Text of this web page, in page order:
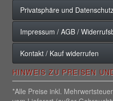
Privatsphäre und
Impressum / AGB /
Kontakt / Kauf widerrufen
HINWEIS ZU PREISEN
*Alle Preise inkl.